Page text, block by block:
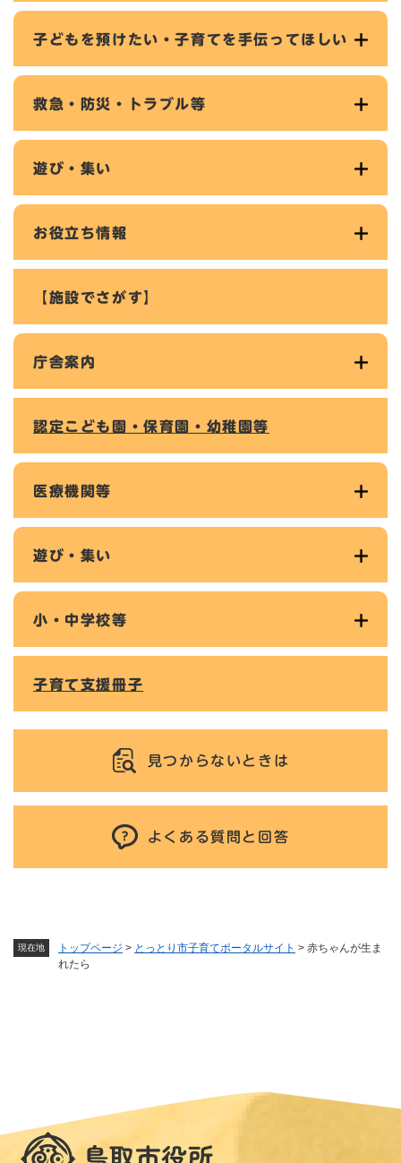
現在地 トップページ > とっとり市子育てポータルサイト > 赤ちゃんが生ま
れたら
子どもを預けたい・子育てを手伝ってほしい
救急・防災・トラブル等
遊び・集い
お役立ち情報
【施設でさがす】
庁舎案内
認定こども園・保育園・幼稚園等
医療機関等
遊び・集い
小・中学校等
子育て支援冊子
見つからないときは
よくある質問と回答